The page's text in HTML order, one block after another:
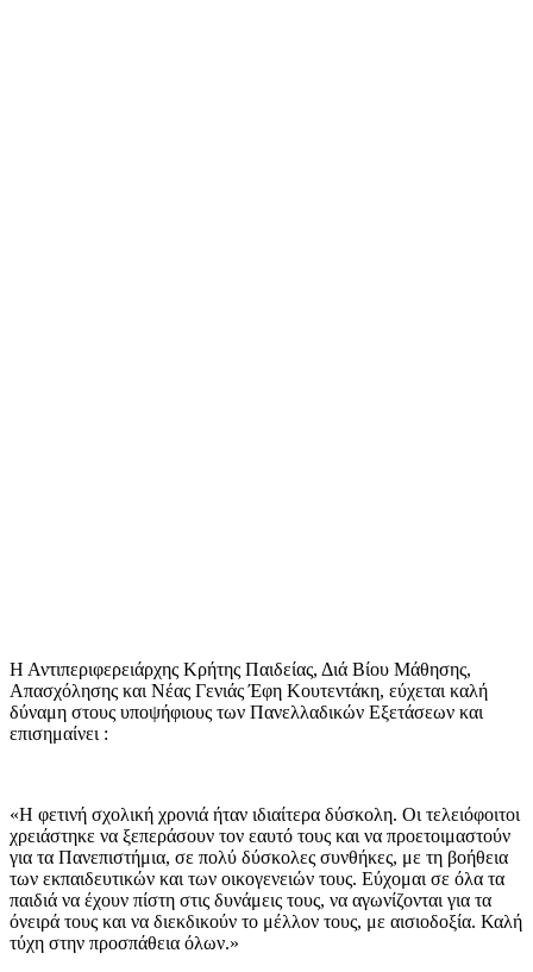
Η Αντιπεριφερειάρχης Κρήτης Παιδείας, Διά Βίου Μάθησης,
Απασχόλησης και Νέας Γενιάς Έφη Κουτεντάκη, εύχεται καλή
δύναμη στους υποψήφιους των Πανελλαδικών Εξετάσεων και
επισημαίνει :
«Η φετινή σχολική χρονιά ήταν ιδιαίτερα δύσκολη. Οι τελειόφοιτοι
χρειάστηκε να ξεπεράσουν τον εαυτό τους και να προετοιμαστούν
για τα Πανεπιστήμια, σε πολύ δύσκολες συνθήκες, με τη βοήθεια
των εκπαιδευτικών και των οικογενειών τους. Εύχομαι σε όλα τα
παιδιά να έχουν πίστη στις δυνάμεις τους, να αγωνίζονται για τα
όνειρά τους και να διεκδικούν το μέλλον τους, με αισιοδοξία. Καλή
τύχη στην προσπάθεια όλων.»